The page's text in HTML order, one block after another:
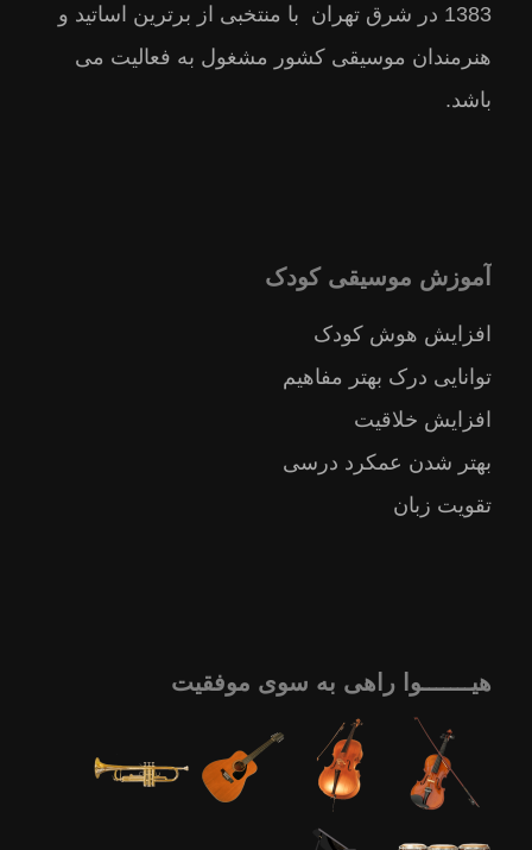
1383 در شرق تهران با منتخبى از برترين اساتيد و
هنرمندان موسيقى كشور مشغول به فعالیت می
باشد.
آموزش موسیقی کودک
افزایش هوش کودک
توانایی درک بهتر مفاهیم
افزایش خلاقیت
بهتر شدن عمکرد درسی
تقویت زبان
هیـــــــوا راهی به سوی موفقیت